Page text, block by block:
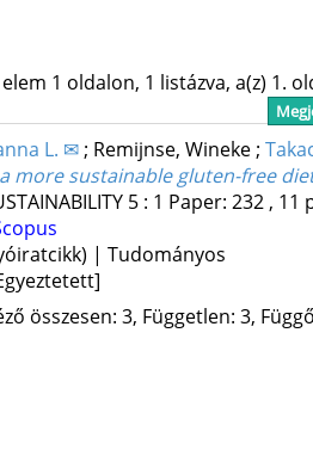
elem 1 oldalon, 1 listázva, a(z) 1.
L. ✉; Remijnse, Wineke;
more sustainable gluten-free
5: 1 Paper: 232 , 11
| Tudományos
összesen: 3, Független: 3,